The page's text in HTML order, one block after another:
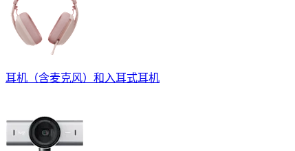
耳机（含麦克风）和入耳式耳机